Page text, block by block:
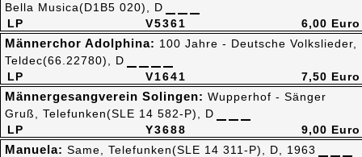
V5361
LP
Bella Musica(D1B5 020), D
6,00 Euro
V1641
LP
Männerchor Adolphina: 100 Jahre - Deutsche Volkslieder,
Teldec(66.22780), D
7,50 Euro
Y3688
LP
Männergesangverein Solingen: Wupperhof - Sänger
Gruß, Telefunken(SLE 14 582-P), D
9,00 Euro
Manuela: Same, Telefunken(SLE 14 311-P), D, 1963